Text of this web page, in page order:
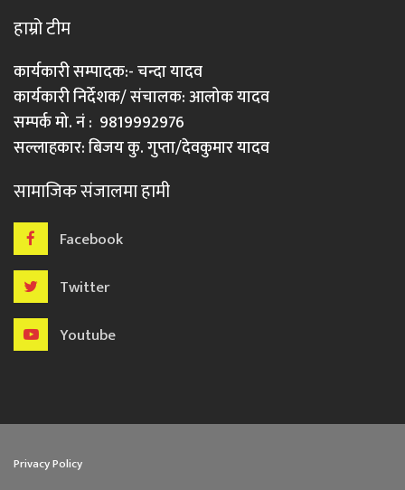
हाम्रो टीम
कार्यकारी सम्पादक:- चन्दा यादव
कार्यकारी निर्देशक/ संचालक: आलोक यादव
सम्पर्क मो. नं : 9819992976
सल्लाहकार: बिजय कु. गुप्ता/देवकुमार यादव
सामाजिक संजालमा हामी
Facebook
Twitter
Youtube
Privacy Policy